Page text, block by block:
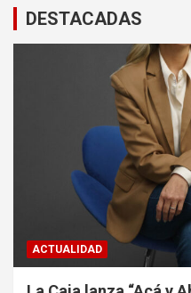
DESTACADAS
ACTUALIDAD